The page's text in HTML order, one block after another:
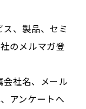
、製品、セミ
のメルマガ登
社名、メール
アンケートへ